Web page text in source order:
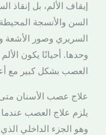
إيقاف الألم، بل إنقاذ
السن والأنسجة
السريري وصور الأشعة
وحدها. أحيانًا يكون
العصب بشكل كبير مع
علاج عصب الأسنان
يلزم علاج العصب
وهو الجزء الداخلي